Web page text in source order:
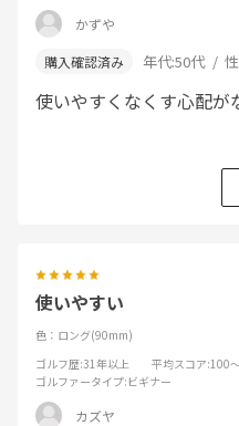
かずや
年代:50代
使いやすくなくす心配が
使いやすい
色：ロング(90mm)
ゴルフ歴:31年以上 平均スコア:100
ゴルファータイプ:ビギナー
カズヤ